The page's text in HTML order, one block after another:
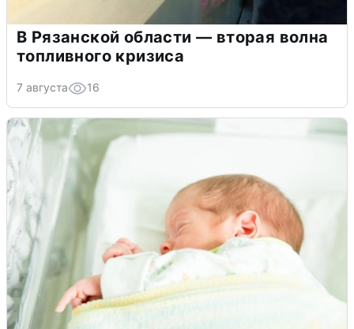
В Рязанской области — вторая волна
топливного кризиса
7 августа 16